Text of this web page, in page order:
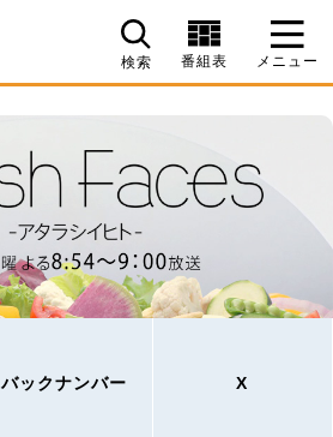
検索 番組表 メニュー
バックナンバー X